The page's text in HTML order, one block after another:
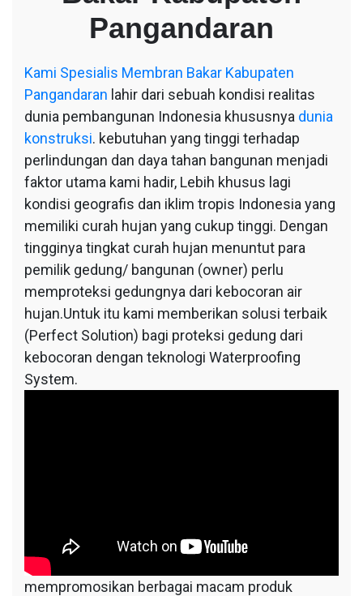
Pangandaran
Pangandaran
Kami Spesialis Membran Bakar Kabupaten
Pangandaran lahir dari sebuah kondisi realitas
dunia pembangunan Indonesia khususnya dunia
konstruksi. kebutuhan yang tinggi terhadap
perlindungan dan daya tahan bangunan menjadi
faktor utama kami hadir, Lebih khusus lagi
kondisi geografis dan iklim tropis Indonesia yang
memiliki curah hujan yang cukup tinggi. Dengan
tingginya tingkat curah hujan menuntut para
pemilik gedung/ bangunan (owner) perlu
memproteksi gedungnya dari kebocoran air
hujan.Untuk itu kami memberikan solusi terbaik
(Perfect Solution) bagi proteksi gedung dari
kebocoran dengan teknologi Waterproofing
System.
mempromosikan berbagai macam produk